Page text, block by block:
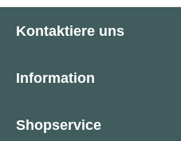
Kontaktiere uns
Information
Shopservice